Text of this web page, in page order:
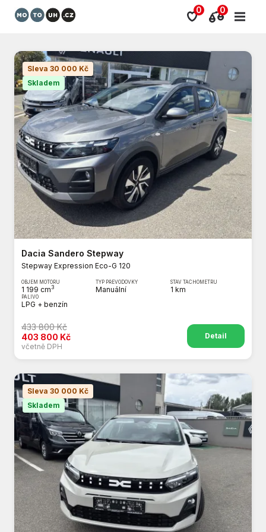
0 0
Sleva 30 000 Kč
Skladem
Dacia Sandero Stepway
Stepway Expression Eco-G 120
OBJEM MOTORU
1 199 cm3
TYP PŘEVODOVKY
Manuální
STAV TACHOMETRU
1 km
PALIVO
LPG + benzín
433 800 Kč
403 800 Kč
včetně DPH
Detail
Sleva 30 000 Kč
Skladem